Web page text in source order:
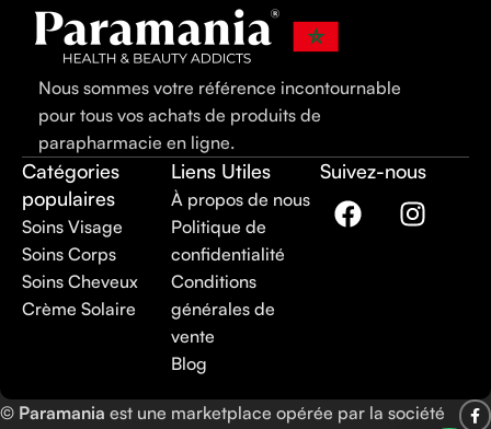
Nous sommes votre référence incontournable
pour tous vos achats de produits de
parapharmacie en ligne.
Catégories
populaires
Soins Visage
Soins Corps
Soins Cheveux
Crème Solaire
Liens Utiles
À propos de nous
Politique de
confidentialité
Conditions
générales de
vente
Blog
Suivez-nous
© Paramania est une marketplace opérée par la société